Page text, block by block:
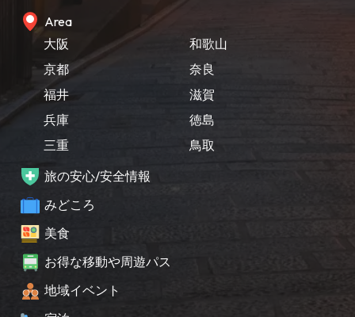
Area
大阪
京都
福井
兵庫
三重
和歌山
奈良
滋賀
徳島
鳥取
旅の安心/安全情報
みどころ
美食
お得な移動や周遊パス
地域イベント